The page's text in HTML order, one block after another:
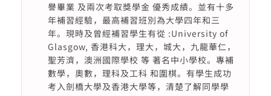
譽畢業 及兩次考取獎學金 優秀成績。並有十多
年補習經驗，最高補習班別為大學四年和三
年。現時及曾經補習學生有從 :University of
Glasgow, 香港科大，理大，城大，九龍華仁，
聖芳濟，澳洲國際學校 等 著名中小學校。專補
數學，奧數，理科及工科 和圍棋。有學生成功
考入劍橋大學及香港大學等，清楚了解同學學